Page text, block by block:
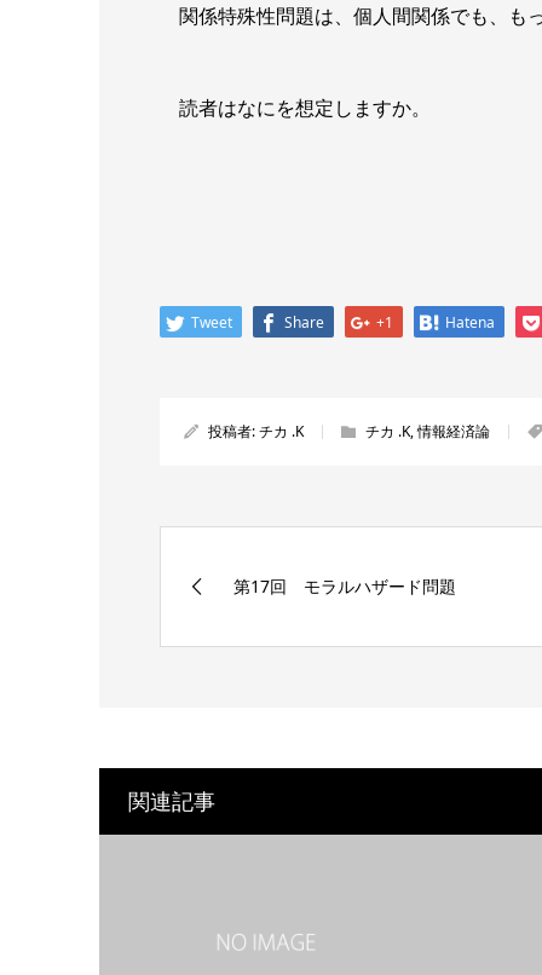
関係特殊性問題は、個人間関係でも、も
読者はなにを想定しますか。
Tweet Share +1 Hatena
投稿者:チカ .K チカ .K,情報経済論
第17回 モラルハザード問題
関連記事